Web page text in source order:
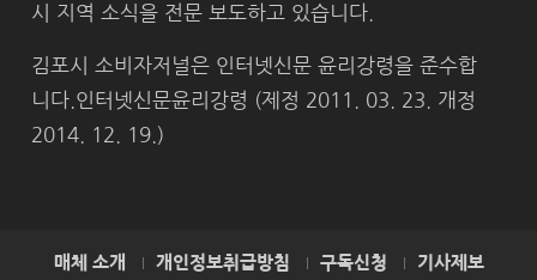
시 지역 소식을 전문 보도하고 있습니다.
김포시 소비자저널은 인터넷신문 윤리강령을 준수합
니다.인터넷신문윤리강령 (제정 2011. 03. 23. 개정
2014. 12. 19.)
매체 소개 개인정보취급방침 구독신청 기사제보